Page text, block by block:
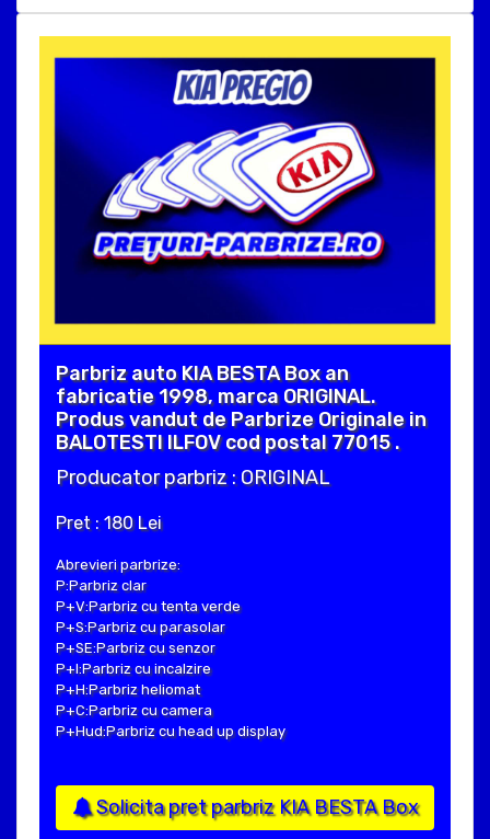
Parbriz auto KIA BESTA Box an
fabricatie 1998, marca ORIGINAL.
Produs vandut de Parbrize Originale in
BALOTESTI ILFOV cod postal 77015 .
Producator parbriz : ORIGINAL
Pret : 180 Lei
Abrevieri parbrize:
P:Parbriz clar
P+V:Parbriz cu tenta verde
P+S:Parbriz cu parasolar
P+SE:Parbriz cu senzor
P+I:Parbriz cu incalzire
P+H:Parbriz heliomat
P+C:Parbriz cu camera
P+Hud:Parbriz cu head up display
Solicita pret parbriz KIA BESTA Box